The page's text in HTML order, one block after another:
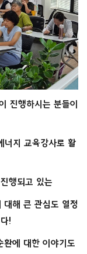
진행하시는 분들이
너지 교육강사로 활
행되고 있는
대해 큰 관심도 열정
!
환에 대한 이야기도